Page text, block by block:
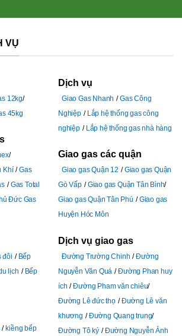
VỤ
12kg
45kg
Khí
Gas
Gas Total
Đức Gas
đôi
Bếp
lịch
Bếp
kiềng bếp
Dịch vụ
Giao Gas Nhanh
Gas Công
Nghiệp
Lắp hệ thống gas công
nghiệp
Lắp hệ thống gas nhà hàng
Giao gas các quận
Giao gas Quận 12
Giao gas Quận
Gò Vấp
Giao gas Quận Tân Bình
Giao gas Quận Tân Phú
Giao gas
Huyện Hóc Môn
Dịch vụ giao gas
Đường Trường Chinh
Đường
Nguyễn Văn Quá
Đường Phan huy
ích
Đường Pham văn chiêu
Đường Lê đức thọ
Đường Lê văn
khương
Đường Quang trung
Đường Tô ký
Đường Nguyễn Ảnh